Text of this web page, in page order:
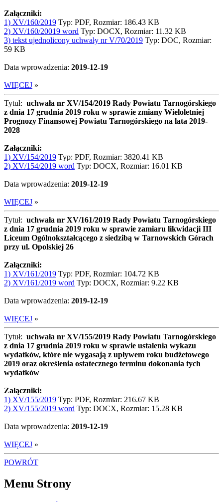
Załączniki:
1) XV/160/2019 Typ: PDF, Rozmiar: 186.43 KB
2) XV/160/20019 word Typ: DOCX, Rozmiar: 11.32 KB
3) tekst ujednolicony uchwały nr V/70/2019 Typ: DOC, Rozmiar:
59 KB
Data wprowadzenia: 2019-12-19
WIĘCEJ »
Tytuł: uchwała nr XV/154/2019 Rady Powiatu Tarnogórskiego
z dnia 17 grudnia 2019 roku w sprawie zmiany Wieloletniej
Prognozy Finansowej Powiatu Tarnogórskiego na lata 2019-
2028
Załączniki:
1) XV/154/2019 Typ: PDF, Rozmiar: 3820.41 KB
2) XV/154/2019 word Typ: DOCX, Rozmiar: 16.01 KB
Data wprowadzenia: 2019-12-19
WIĘCEJ »
Tytuł: uchwała nr XV/161/2019 Rady Powiatu Tarnogórskiego
z dnia 17 grudnia 2019 roku w sprawie zamiaru likwidacji III
Liceum Ogólnokształcącego z siedzibą w Tarnowskich Górach
przy ul. Opolskiej 26
Załączniki:
1) XV/161/2019 Typ: PDF, Rozmiar: 104.72 KB
2) XV/161/2019 word Typ: DOCX, Rozmiar: 9.22 KB
Data wprowadzenia: 2019-12-19
WIĘCEJ »
Tytuł: uchwała nr XV/155/2019 Rady Powiatu Tarnogórskiego
z dnia 17 grudnia 2019 roku w sprawie ustalenia wykazu
wydatków, które nie wygasają z upływem roku budżetowego
2019 oraz określenia ostatecznego terminu dokonania tych
wydatków
Załączniki:
1) XV/155/2019 Typ: PDF, Rozmiar: 216.67 KB
2) XV/155/2019 word Typ: DOCX, Rozmiar: 15.28 KB
Data wprowadzenia: 2019-12-19
WIĘCEJ »
POWRÓT
Menu Strony